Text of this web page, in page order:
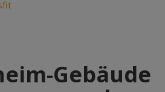
Gebäude